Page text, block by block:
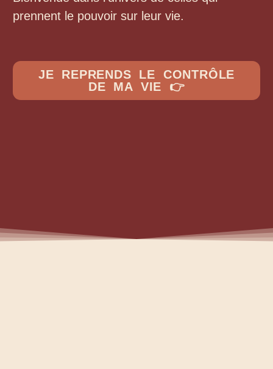
prennent le pouvoir sur leur vie.
JE REPRENDS LE CONTRÔLE
DE MA VIE 👉